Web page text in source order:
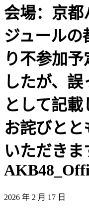
会場：京都
ジュールの
り不参加
したが、
として記載
お詫びとと
いただき
2026 年 2 月 17 日